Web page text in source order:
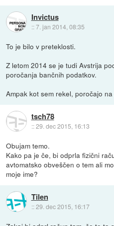
Invictus
::7. jan 2014, 08:35
To je bilo v preteklosti.
Z letom 2014 se je tudi Avstrija
poročanja bančnih podatkov.
Ampak kot sem rekel, poročajo
tsch78
::29. dec 2015, 16:13
Obujam temo.
Kako pa je če, bi odprla fizični
avtomatsko obveščen o tem ali
moje ime?
Tilen
::29. dec 2015, 16:17